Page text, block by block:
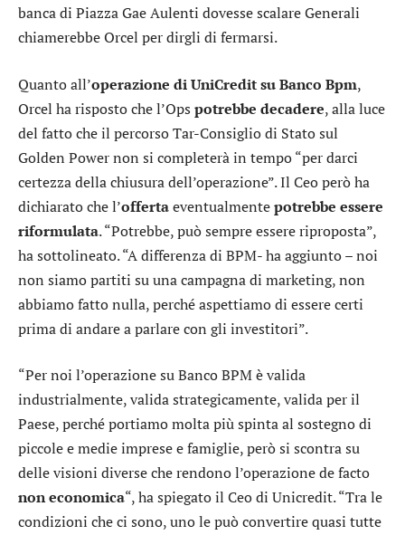
banca di Piazza Gae Aulenti dovesse scalare Generali
chiamerebbe Orcel per dirgli di fermarsi.
Quanto all’operazione di UniCredit su Banco Bpm,
Orcel ha risposto che l’Ops potrebbe decadere, alla luce
del fatto che il percorso Tar-Consiglio di Stato sul
Golden Power non si completerà in tempo “per darci
certezza della chiusura dell’operazione”. Il Ceo però ha
dichiarato che l’offertaeventualmentepotrebbe essere
riformulata. “Potrebbe, può sempre essere riproposta”,
ha sottolineato. “A differenza di BPM- ha aggiunto – noi
non siamo partiti su una campagna di marketing, non
abbiamo fatto nulla, perché aspettiamo di essere certi
prima di andare a parlare con gli investitori”.
“Per noi l’operazione su Banco BPM è valida
industrialmente, valida strategicamente, valida per il
Paese, perché portiamo molta più spinta al sostegno di
piccole e medie imprese e famiglie, però si scontra su
delle visioni diverse che rendono l’operazione de facto
non economica“, ha spiegato il Ceo di Unicredit. “Tra le
condizioni che ci sono, uno le può convertire quasi tutte